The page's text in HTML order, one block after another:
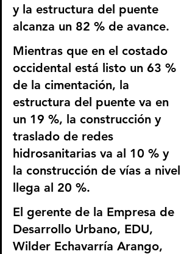
y la estructura del puente
alcanza un 82 % de avance.
Mientras que en el costado
occidental está listo un 63 %
de la cimentación, la
estructura del puente va en
un 19 %, la construcción y
traslado de redes
hidrosanitarias va al 10 % y
la construcción de vías a nivel
llega al 20 %.
El gerente de la Empresa de
Desarrollo Urbano, EDU,
Wilder Echavarría Arango,